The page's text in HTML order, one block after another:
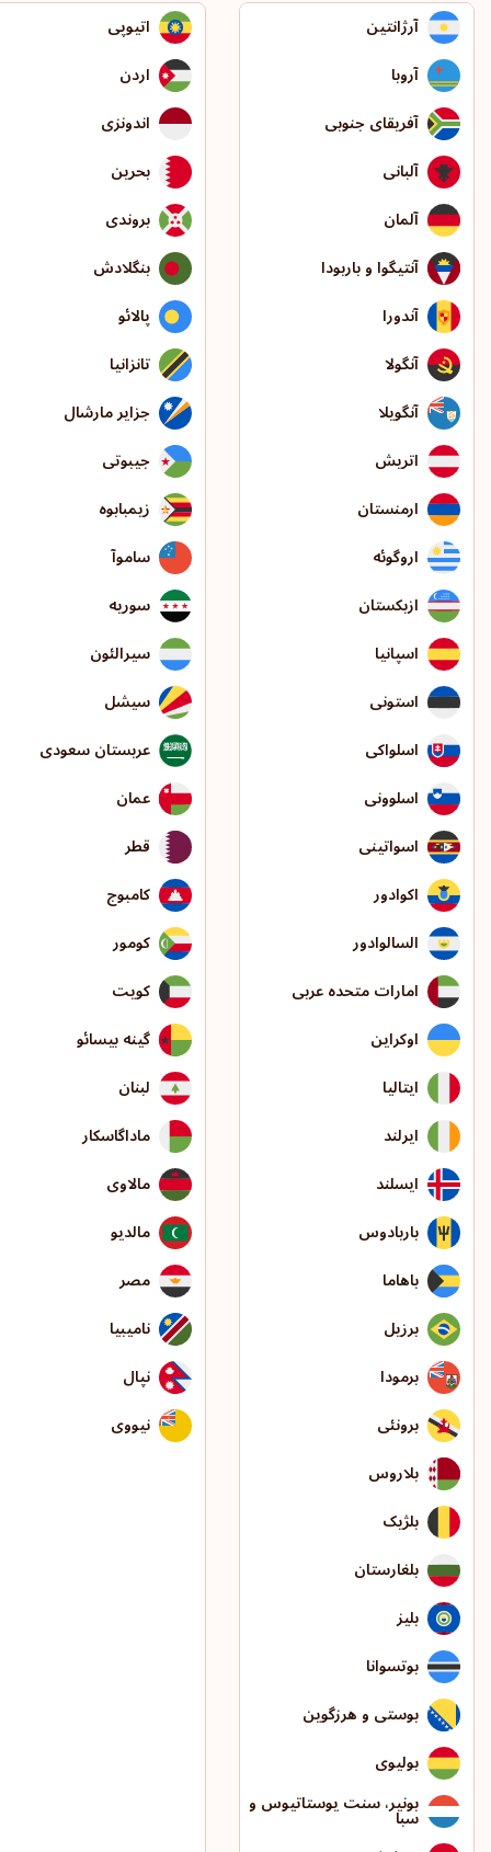
آرژانتین
آروبا
آفریقای جنوبی
آلبانی
آلمان
آنتیگوا و باربودا
آندورا
آنگولا
آنگویلا
اتریش
ارمنستان
اروگوئه
ازبکستان
اسپانیا
استونی
اسلواکی
اسلوونی
اسواتینی
اکوادور
السالوادور
امارات متحده عربی
اوکراین
ایتالیا
ایرلند
ایسلند
باربادوس
باهاما
برزیل
برمودا
برونئی
بلاروس
بلژیک
بلغارستان
بلیز
بوتسوانا
بوستی و هرزگوین
بولیوی
بونیر، سنت یوستاتیوس و
سبا
اتیوپی
اردن
اندونزی
بحرین
بروندی
بنگلادش
پالائو
تانزانیا
جزایر مارشال
جیبوتی
زیمبابوه
ساموآ
سوریه
سیرالئون
سیشل
عربستان سعودی
عمان
قطر
کامبوج
کومور
کویت
گینه بیسائو
لبنان
ماداگاسکار
مالاوی
مالدیو
مصر
نامیبیا
نپال
نیووی